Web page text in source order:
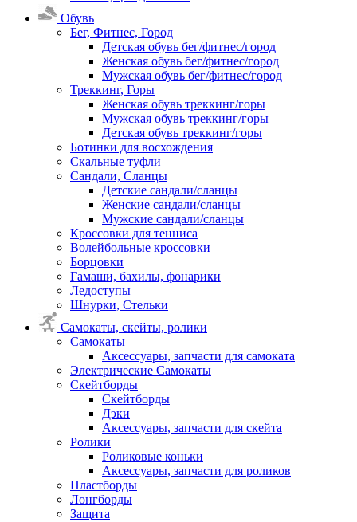
Обувь
Бег, Фитнес, Город
Детская обувь бег/фитнес/город
Женская обувь бег/фитнес/город
Мужская обувь бег/фитнес/город
Треккинг, Горы
Женская обувь треккинг/горы
Мужская обувь треккинг/горы
Детская обувь треккинг/горы
Ботинки для восхождения
Скальные туфли
Сандали, Сланцы
Детские сандали/сланцы
Женские сандали/сланцы
Мужские сандали/сланцы
Кроссовки для тенниса
Волейбольные кроссовки
Борцовки
Гамаши, бахилы, фонарики
Ледоступы
Шнурки, Стельки
Самокаты, скейты, ролики
Самокаты
Аксессуары, запчасти для самоката
Электрические Самокаты
Скейтборды
Скейтборды
Дэки
Аксессуары, запчасти для скейта
Ролики
Роликовые коньки
Аксессуары, запчасти для роликов
Пластборды
Лонгборды
Защита